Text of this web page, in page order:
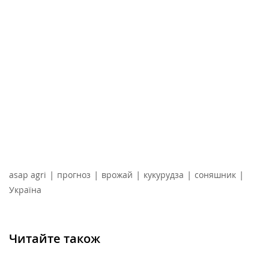
asap agri | прогноз | врожай | кукурудза | соняшник |
Україна
Читайте також